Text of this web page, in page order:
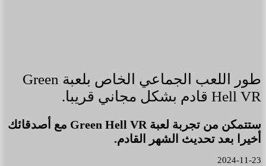
طور اللعب الجماعي الخاص بلعبة Green
Hell VR قادم بشكل مجاني قريبا.
ستتمكن من تجربة لعبة Green Hell VR مع أصدقائك
أخيرا بعد تحديث الشهر القادم.
2024-11-23